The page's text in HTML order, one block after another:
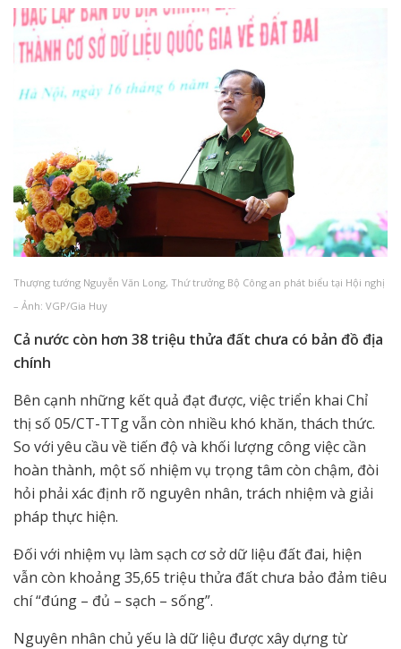
Thượng tướng Nguyễn Văn Long, Thứ trưởng Bộ Công an phát biểu tại Hội nghị
– Ảnh: VGP/Gia Huy
Cả nước còn hơn 38 triệu thửa đất chưa có bản đồ địa
chính
Bên cạnh những kết quả đạt được, việc triển khai Chỉ
thị số 05/CT-TTg vẫn còn nhiều khó khăn, thách thức.
So với yêu cầu về tiến độ và khối lượng công việc cần
hoàn thành, một số nhiệm vụ trọng tâm còn chậm, đòi
hỏi phải xác định rõ nguyên nhân, trách nhiệm và giải
pháp thực hiện.
Đối với nhiệm vụ làm sạch cơ sở dữ liệu đất đai, hiện
vẫn còn khoảng 35,65 triệu thửa đất chưa bảo đảm tiêu
chí “đúng – đủ – sạch – sống”.
Nguyên nhân chủ yếu là dữ liệu được xây dựng từ